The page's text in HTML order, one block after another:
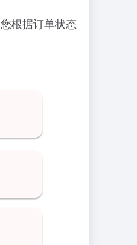
根据订单状态